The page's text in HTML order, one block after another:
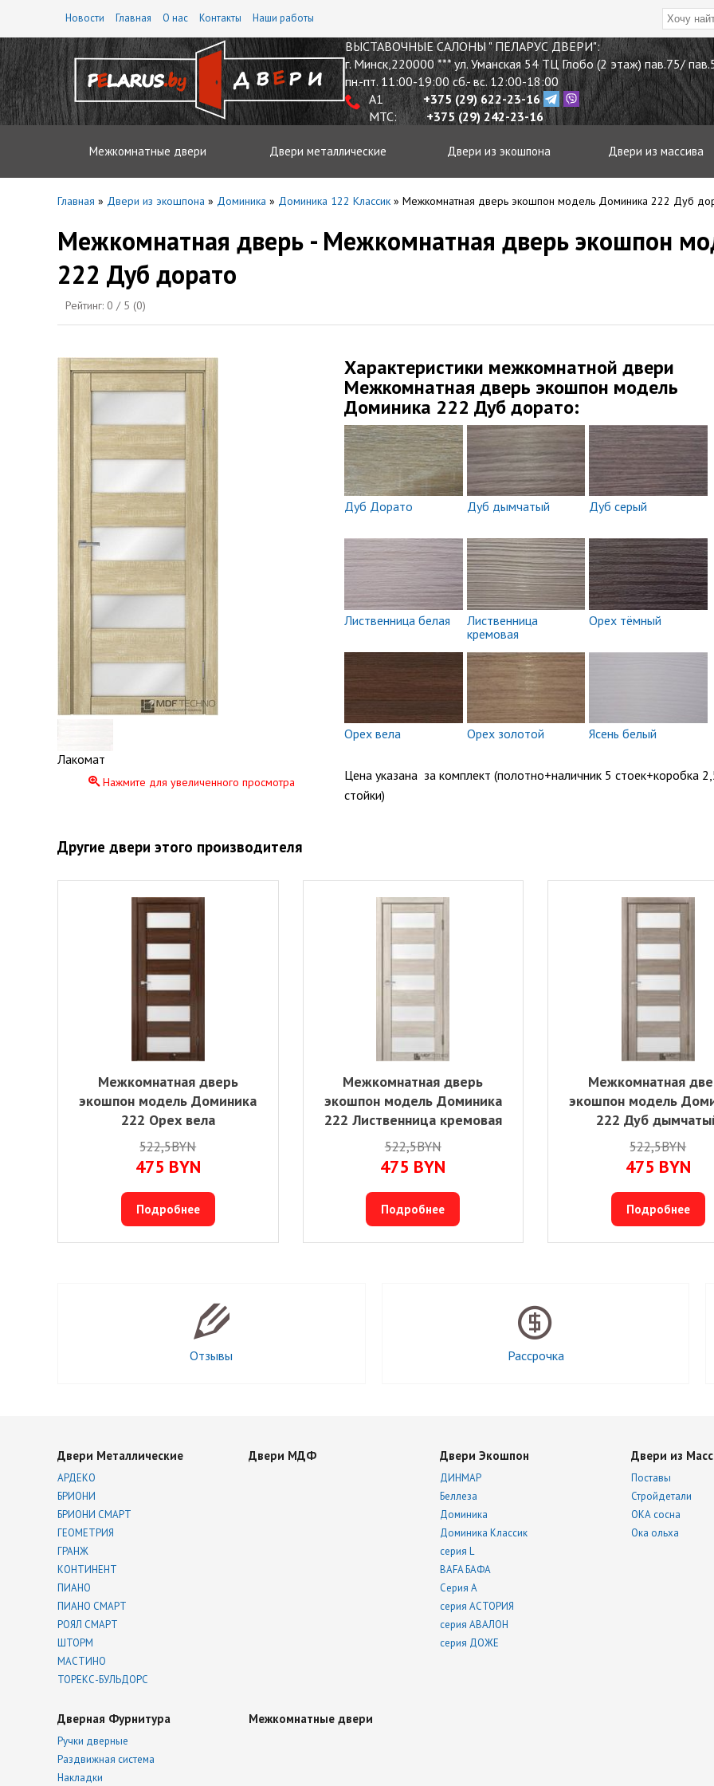
Новости Главная О нас Контакты Наши работы
ВЫСТАВОЧНЫЕСАЛОНЫ " ПЕЛАРУС ДВЕРИ":
г. Минск,220000 *** ул. Уманская 54 ТЦ Глобо (2 этаж) пав.75/
пн.-пт. 11:00-19:00 сб.- вс. 12:00-18:00
A1
+375 (29) 622-23-16
МТС:
+375 (29) 242-23-16
Межкомнатные двери Двери металлические Двери из экошпона Двери из массива
Главная » Двери из экошпона » Доминика » Доминика 122 Классик » Межкомнатная дверь экошпон модель Доминика 222 Дуб
Межкомнатная дверь - Межкомнатная дверь экошпон
222 Дуб дорато
Рейтинг: 0 / 5 (0)
Лакомат
Нажмите для увеличенного просмотра
Xарактеристики межкомнатной двери
Межкомнатная дверь экошпон модель
Доминика 222 Дуб дорато:
Дуб Дорато Дуб дымчатый Дуб серый
Лиственница белая
Лиственница
кремовая
Орех тёмный
Орех вела Орех золотой Ясень белый
Цена указана за комплект (полотно+наличник 5 стоек+коробка
стойки)
Другие двери этого производителя
Межкомнатная дверь
экошпон модель Доминика
222 Орех вела
522,5BYN
475 BYN
Подробнее
Межкомнатная дверь
экошпон модель Доминика
222 Лиственница кремовая
522,5BYN
475 BYN
Подробнее
Межкомнатная
экошпон модель
222 Дуб
522,5BYN
475 BYN
Подробнее
Отзывы Рассрочка
Двери Металлические
АРДЕКО
БРИОНИ
БРИОНИ СМАРТ
ГЕОМЕТРИЯ
ГРАНЖ
КОНТИНЕНТ
ПИАНО
ПИАНО СМАРТ
РОЯЛ СМАРТ
ШТОРМ
МАСТИНО
ТОРЕКС-БУЛЬДОРС
Двери МДФ Двери Экошпон
ДИНМАР
Беллеза
Доминика
Доминика Классик
серия L
BAFA БАФА
Серия А
серия АСТОРИЯ
серия АВАЛОН
серия ДОЖЕ
Двери из
Поставы
Стройдетали
ОКА сосна
Ока ольха
Дверная Фурнитура
Ручки дверные
Раздвижная система
Накладки
Межкомнатные двери